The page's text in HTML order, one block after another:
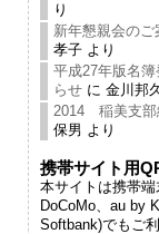
り
新年懇親会のご
孝子 より
平成27年版名
らせ に 金川邦
2014 稲美支部
保男 より
携帯サイト用
本サイトは携帯端
DoCoMo、au by
Softbank)でもご